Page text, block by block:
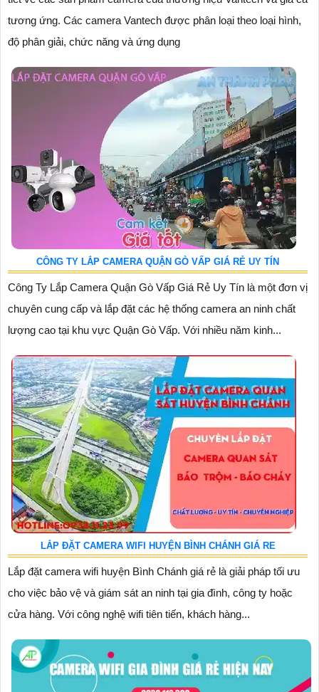
tương ứng. Các camera Vantech được phân loại theo loại hình,
độ phân giải, chức năng và ứng dụng
CÔNG TY LẮP CAMERA QUẬN GÒ VẤP GIÁ RẺ UY TÍN
Công Ty Lắp Camera Quận Gò Vấp Giá Rẻ Uy Tín là một đơn vị
chuyên cung cấp và lắp đặt các hệ thống camera an ninh chất
lượng cao tại khu vực Quận Gò Vấp. Với nhiều năm kinh...
LẮP ĐẶT CAMERA WIFI HUYỆN BÌNH CHÁNH GIÁ RE
Lắp đặt camera wifi huyện Bình Chánh giá rẻ là giải pháp tối ưu
cho việc bảo vệ và giám sát an ninh tại gia đình, công ty hoặc
cửa hàng. Với công nghệ wifi tiên tiến, khách hàng...